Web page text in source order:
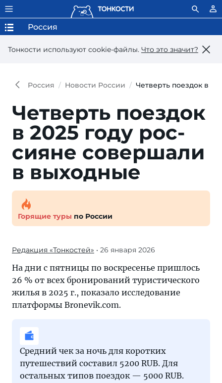
Тонкости используют сookie-файлы. Что это значит?
Россия
Россия Новости России Четверть поездок в
Четверть поездок
в 2025 го­ду рос­
сия­не со­вер­ша­ли
в выходные
Горящие туры по России
Редакция «Тонкостей» • 26 января 2026
На дни с пятницы по воскресенье пришлось
26 % от всех бронирований туристического
жилья в 2025 г., показало исследование
платформы Bronevik.com.
Средний чек за ночь для коротких
путешествий составил 5200 RUB. Для
остальных типов поездок — 5000 RUB.